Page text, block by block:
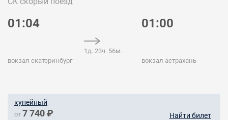
01:04
вокзал екатеринбург
1д. 23ч. 56м.
01:00
вокзал астрахань
купейный
от 7 740 ₽ Найти билет